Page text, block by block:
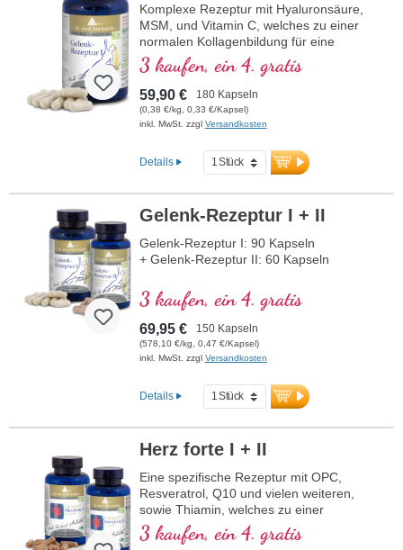
Komplexe Rezeptur mit Hyaluronsäure,
MSM, und Vitamin C, welches zu einer
normalen Kollagenbildung für eine
normale Knorpelfunktion beiträgt. Zur
spezifischen Versorgung der knorpeligen
Gelenkstrukturen in optimaler
Zusammensetzung.
3 kaufen, ein 4. gratis
59,90 € 180 Kapseln
(0,38 €/kg, 0,33 €/Kapsel)
inkl. MwSt. zzgl Versandkosten
Details
Gelenk-Rezeptur I + II
Gelenk-Rezeptur I: 90 Kapseln
+ Gelenk-Rezeptur II: 60 Kapseln
3 kaufen, ein 4. gratis
69,95 € 150 Kapseln
(578,10 €/kg, 0,47 €/Kapsel)
inkl. MwSt. zzgl Versandkosten
Details
Herz forte I + II
Eine spezifische Rezeptur mit OPC,
Resveratrol, Q10 und vielen weiteren,
sowie Thiamin, welches zu einer
normalen Herzfunktion beiträgt. (Rezeptur
1 und Rezeptur 2)
3 kaufen, ein 4. gratis